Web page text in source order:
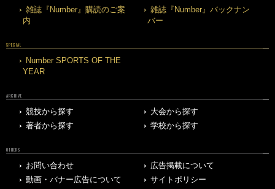
雑誌『Number』購読のご案
内
雑誌『Number』バックナン
バー
SPECIAL
Number SPORTS OF THE
YEAR
ARCHIVE
競技から探す
大会から探す
著者から探す
学校から探す
OTHERS
お問い合わせ
広告掲載について
動画・バナー広告について
サイトポリシー